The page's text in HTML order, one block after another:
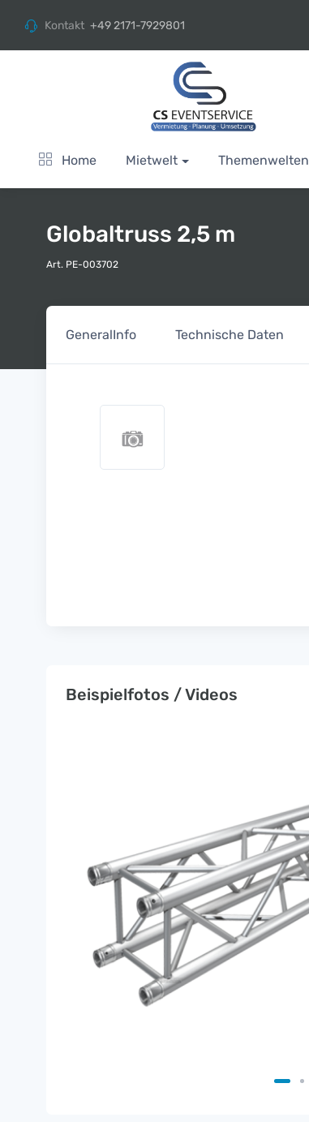
Kontakt +49 2171-7929801
Home Mietwelt Themenwelten
Globaltruss 2,5 m
Art. PE-003702
GeneralInfo Technische Daten
Beispielfotos / Videos